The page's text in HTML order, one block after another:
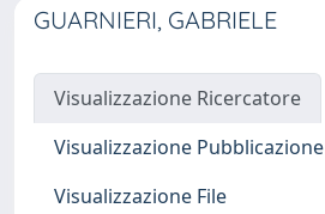
GUARNIERI, GABRIELE
Visualizzazione Ricercatore
Visualizzazione Pubblicazione
Visualizzazione File